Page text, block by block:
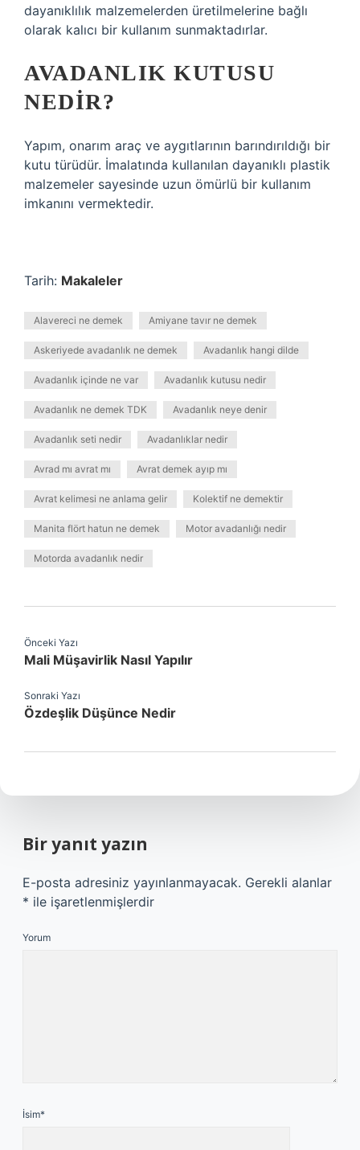
dayanıklılık malzemelerden üretilmelerine bağlı
olarak kalıcı bir kullanım sunmaktadırlar.
AVADANLIK KUTUSU
NEDIR?
Yapım, onarım araç ve aygıtlarının barındırıldığı bir
kutu türüdür. İmalatında kullanılan dayanıklı plastik
malzemeler sayesinde uzun ömürlü bir kullanım
imkanını vermektedir.
Tarih: Makaleler
Alavereci ne demek Amiyane tavır ne demek
Askeriyede avadanlık ne demek Avadanlık hangi dilde
Avadanlık içinde ne var Avadanlık kutusu nedir
Avadanlık ne demek TDK Avadanlık neye denir
Avadanlık seti nedir Avadanlıklar nedir
Avrad mı avrat mı Avrat demek ayıp mı
Avrat kelimesi ne anlama gelir Kolektif ne demektir
Manita flört hatun ne demek Motor avadanlığı nedir
Motorda avadanlık nedir
Önceki Yazı
Mali Müşavirlik Nasıl Yapılır
Sonraki Yazı
Özdeşlik Düşünce Nedir
Bir yanıt yazın
E-posta adresiniz yayınlanmayacak. Gerekli alanlar
* ile işaretlenmişlerdir
Yorum
İsim*